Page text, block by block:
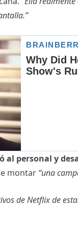
personal y
montar “una
de Netflix de